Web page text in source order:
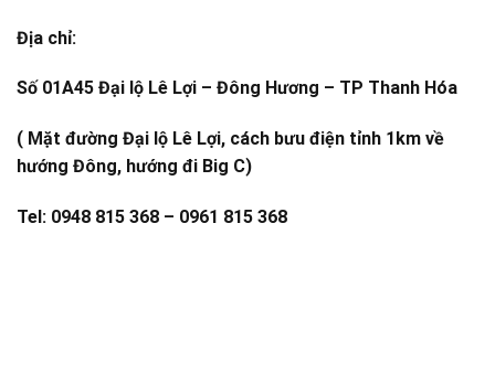
Địa chỉ:
Số 01A45 Đại lộ Lê Lợi – Đông Hương – TP Thanh Hóa
( Mặt đường Đại lộ Lê Lợi, cách bưu điện tỉnh 1km về
hướng Đông, hướng đi Big C)
Tel: 0948 815 368 – 0961 815 368